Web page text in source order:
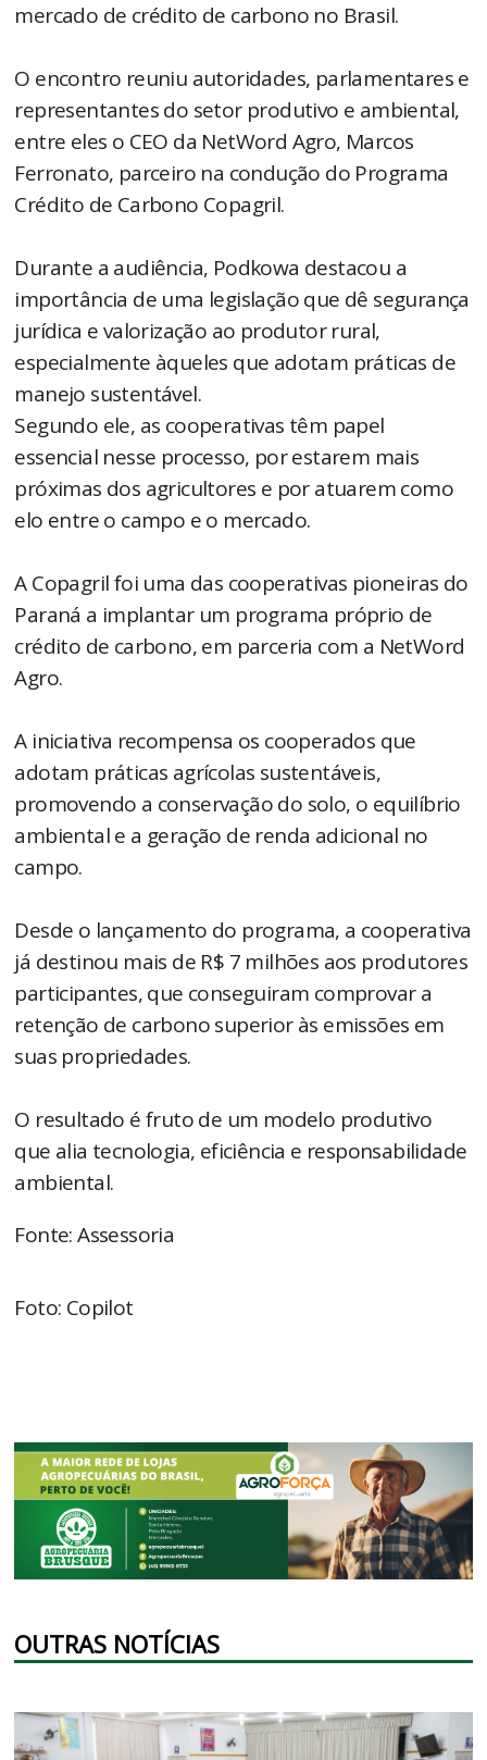
mercado de crédito de carbono no Brasil.
O encontro reuniu autoridades, parlamentares e
representantes do setor produtivo e ambiental,
entre eles o CEO da NetWord Agro, Marcos
Ferronato, parceiro na condução do Programa
Crédito de Carbono Copagril.
Durante a audiência, Podkowa destacou a
importância de uma legislação que dê segurança
jurídica e valorização ao produtor rural,
especialmente àqueles que adotam práticas de
manejo sustentável.
Segundo ele, as cooperativas têm papel
essencial nesse processo, por estarem mais
próximas dos agricultores e por atuarem como
elo entre o campo e o mercado.
A Copagril foi uma das cooperativas pioneiras do
Paraná a implantar um programa próprio de
crédito de carbono, em parceria com a NetWord
Agro.
A iniciativa recompensa os cooperados que
adotam práticas agrícolas sustentáveis,
promovendo a conservação do solo, o equilíbrio
ambiental e a geração de renda adicional no
campo.
Desde o lançamento do programa, a cooperativa
já destinou mais de R$ 7 milhões aos produtores
participantes, que conseguiram comprovar a
retenção de carbono superior às emissões em
suas propriedades.
O resultado é fruto de um modelo produtivo
que alia tecnologia, eficiência e responsabilidade
ambiental.
Fonte: Assessoria
Foto: Copilot
OUTRAS NOTÍCIAS